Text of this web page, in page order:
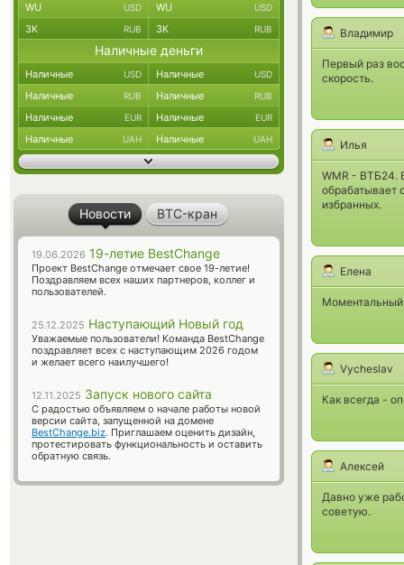
Владимир
Первый раз
скорость.
Илья
WMR - ВТБ24.
обрабатывает
избранных.
Елена
Моментальный
Vycheslav
Как всегда -
Алексей
Давно уже
советую.
WU USD WU USD
ЗК RUB ЗК RUB
Наличные деньги
Наличные USD Наличные USD
Наличные RUB Наличные RUB
Наличные EUR Наличные EUR
Наличные UAH Наличные UAH
Новости BTC-кран
19.06.2026 19-летие BestChange
Проект BestChange отмечает свое 19-летие!
Поздравляем всех наших партнеров, коллег и
пользователей.
25.12.2025 Наступающий Новый год
Уважаемые пользователи! Команда BestChange
поздравляет всех с наступающим 2026 годом
и желает всего наилучшего!
12.11.2025 Запуск нового сайта
С радостью объявляем о начале работы новой
версии сайта, запущенной на домене
BestChange.biz. Приглашаем оценить дизайн,
протестировать функциональность и оставить
обратную связь.